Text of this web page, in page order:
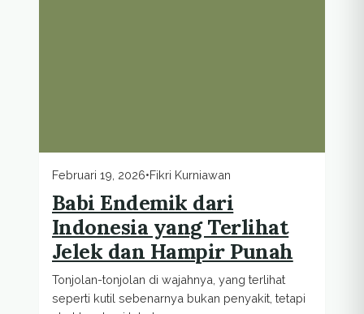
Februari 19, 2026•Fikri Kurniawan
Babi Endemik dari
Indonesia yang Terlihat
Jelek dan Hampir Punah
Tonjolan-tonjolan di wajahnya, yang terlihat
seperti kutil sebenarnya bukan penyakit, tetapi